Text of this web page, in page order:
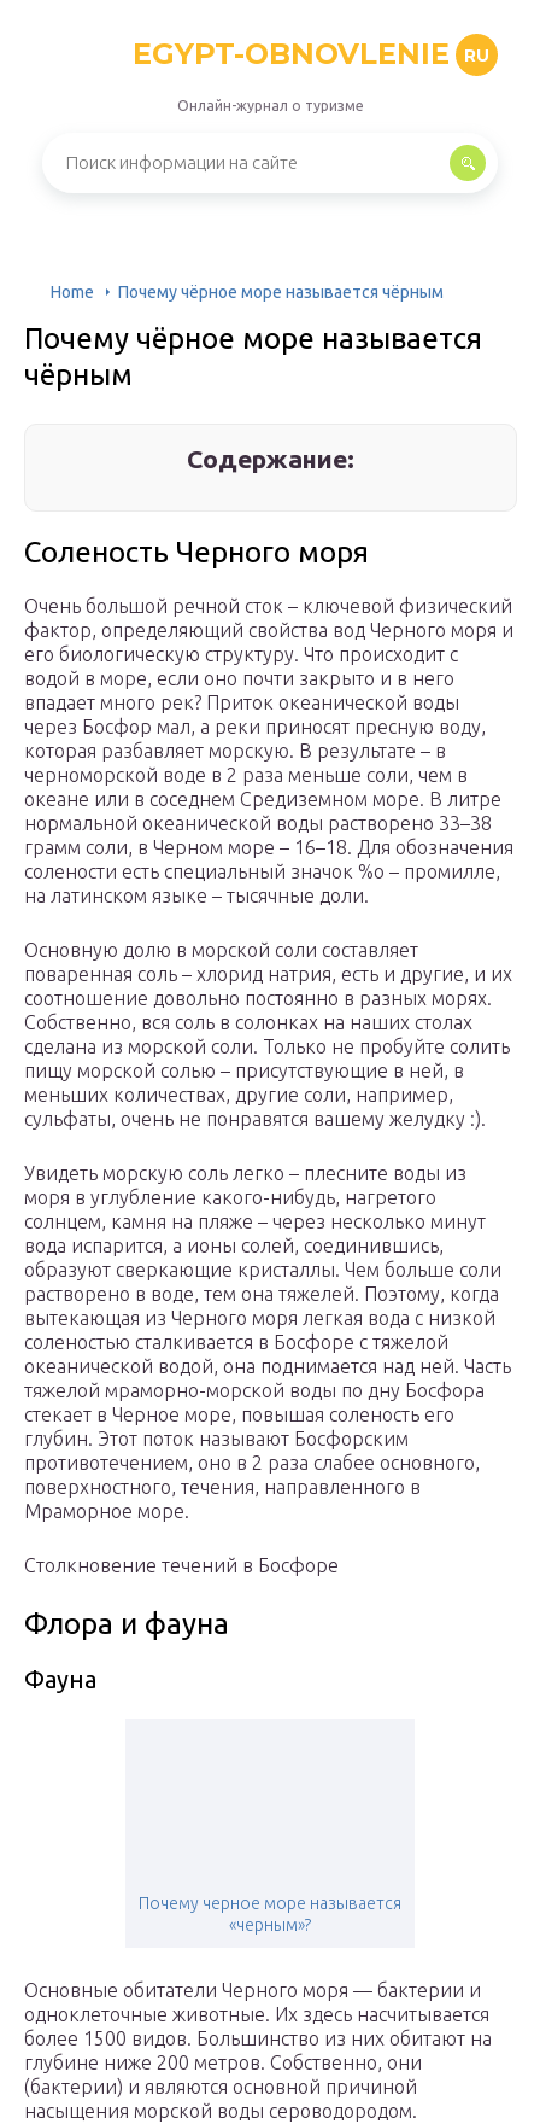
EGYPT-OBNOVLENIE RU
Онлайн-журнал о туризме
Home Почему чёрное море называется чёрным
Почему чёрное море называется
чёрным
Содержание:
Соленость Черного моря
Очень большой речной сток – ключевой физический
фактор, определяющий свойства вод Черного моря и
его биологическую структуру. Что происходит с
водой в море, если оно почти закрыто и в него
впадает много рек? Приток океанической воды
через Босфор мал, а реки приносят пресную воду,
которая разбавляет морскую. В результате – в
черноморской воде в 2 раза меньше соли, чем в
океане или в соседнем Средиземном море. В литре
нормальной океанической воды растворено 33–38
грамм соли, в Черном море – 16–18. Для обозначения
солености есть специальный значок %о – промилле,
на латинском языке – тысячные доли.
Основную долю в морской соли составляет
поваренная соль – хлорид натрия, есть и другие, и их
соотношение довольно постоянно в разных морях.
Собственно, вся соль в солонках на наших столах
сделана из морской соли. Только не пробуйте солить
пищу морской солью – присутствующие в ней, в
меньших количествах, другие соли, например,
сульфаты, очень не понравятся вашему желудку :).
Увидеть морскую соль легко – плесните воды из
моря в углубление какого-нибудь, нагретого
солнцем, камня на пляже – через несколько минут
вода испарится, а ионы солей, соединившись,
образуют сверкающие кристаллы. Чем больше соли
растворено в воде, тем она тяжелей. Поэтому, когда
вытекающая из Черного моря легкая вода с низкой
соленостью сталкивается в Босфоре с тяжелой
океанической водой, она поднимается над ней. Часть
тяжелой мраморно-морской воды по дну Босфора
стекает в Черное море, повышая соленость его
глубин. Этот поток называют Босфорским
противотечением, оно в 2 раза слабее основного,
поверхностного, течения, направленного в
Мраморное море.
Столкновение течений в Босфоре
Флора и фауна
Фауна
Почему черное море называется
«черным»?
Основные обитатели Черного моря — бактерии и
одноклеточные животные. Их здесь насчитывается
более 1500 видов. Большинство из них обитают на
глубине ниже 200 метров. Собственно, они
(бактерии) и являются основной причиной
насыщения морской воды сероводородом.